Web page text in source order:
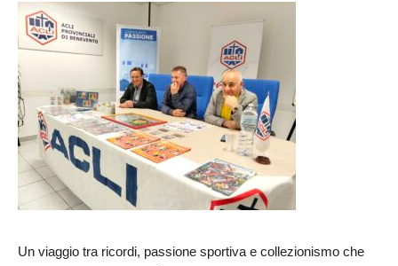
Un viaggio tra ricordi, passione sportiva e collezionismo che